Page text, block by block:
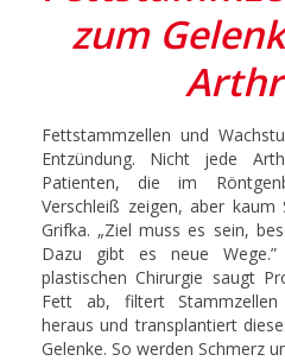
zum
Fettstammzellen und
Entzündung. Nicht jede
Patienten, die im
Verschleiß zeigen, aber kaum
Grifka. „Ziel muss es sein,
Dazu gibt es neue
plastischen Chirurgie saugt
Fett ab, filtert Stammzellen
heraus und transplantiert
Gelenke. So werden Schmerz